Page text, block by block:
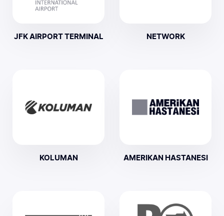
JFK AIRPORT TERMINAL NETWORK
KOLUMAN AMERIKAN HASTANESI